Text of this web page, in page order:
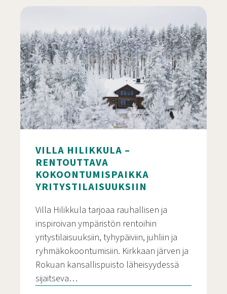
VILLA HILIKKULA –
RENTOUTTAVA
KOKOONTUMISPAIKKA
YRITYSTILAISUUKSIIN
Villa Hilikkula tarjoaa rauhallisen ja
inspiroivan ympäristön rentoihin
yritystilaisuuksiin, tyhypäiviin, juhliin ja
ryhmäkokoontumisiin. Kirkkaan järven ja
Rokuan kansallispuisto läheisyydessä
sijaitseva…